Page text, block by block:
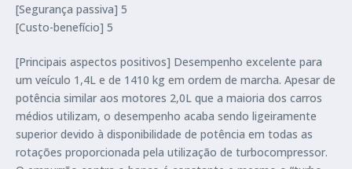
[Segurança passiva] 5
[Custo-benefício] 5
[Principais aspectos positivos] Desempenho excelente para
um veículo 1,4L e de 1410 kg em ordem de marcha. Apesar de
potência similar aos motores 2,0L que a maioria dos carros
médios utilizam, o desempenho acaba sendo ligeiramente
superior devido à disponibilidade de potência em todas as
rotações proporcionada pela utilização de turbocompressor.